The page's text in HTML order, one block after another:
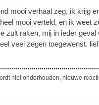
mooi verhaal zeg, ik krijg
mooi verteld, en ik weet
zult raken, mij in ieder geval
veel zegen toegewenst.
niet onderhouden, nieuwe